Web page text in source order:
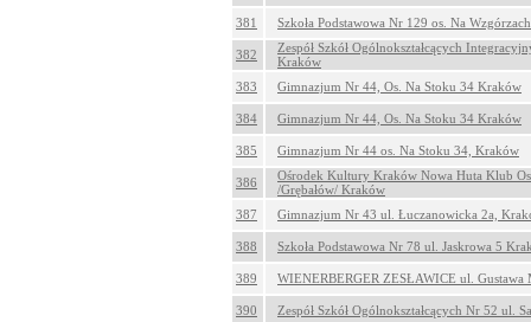
381 Szkoła Podstawowa Nr 129 os. Na
382
Zespół Szkół Ogólnokształcących
Kraków
383
Gimnazjum Nr 44, Os. Na Stoku 34 Kraków
384 Gimnazjum Nr 44, Os. Na Stoku 34 Kraków
385 Gimnazjum Nr 44 os. Na Stoku 34, Kraków
386
Ośrodek Kultury Kraków Nowa Huta Klub
/Grębałów/ Kraków
387
Gimnazjum Nr 43 ul. Łuczanowicka 2a,
388 Szkoła Podstawowa Nr 78 ul. Jaskrowa 5
389 WIENERBERGER ZESŁAWICE ul.
390 Zespół Szkół Ogólnokształcących Nr 52 ul.